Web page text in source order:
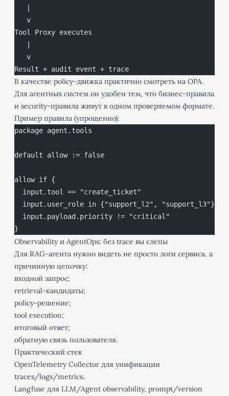
   v
Tool Proxy executes
   v
Result + audit event + trace
В качестве policy-движка практично смотреть на OPA.
Для агентных систем он удобен тем, что бизнес-правила
и security-правила живут в одном проверяемом формате.
Пример правила (упрощенно):
package agent.tools
default allow := false
allow if {
  input.tool == "create_ticket"
  input.user_role in {"support_l2", "support_l3"}
  input.payload.priority != "critical"
}
Observability и AgentOps: без trace вы слепы
Для RAG-агента нужно видеть не просто логи сервиса, а
причинную цепочку:
входной запрос;
retrieval-кандидаты;
policy-решение;
tool execution;
итоговый ответ;
обратную связь пользователя.
Практический стек
OpenTelemetry Collector для унификации
traces/logs/metrics.
Langfuse для LLM/Agent observability, prompt/version